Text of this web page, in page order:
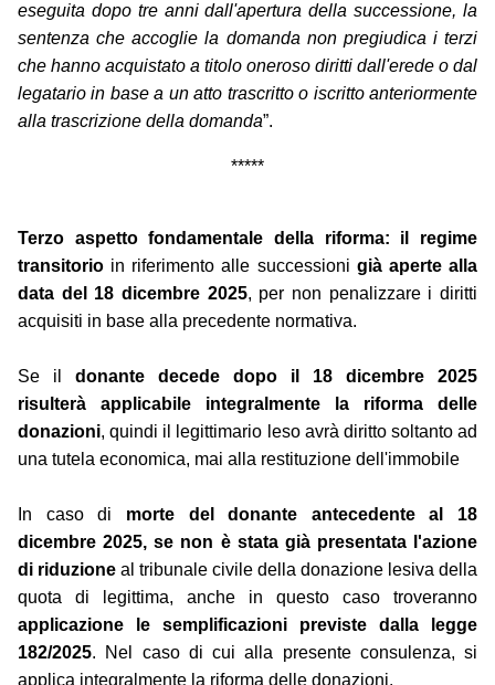
eseguita dopo tre anni dall'apertura della successione, la
sentenza che accoglie la domanda non pregiudica i terzi
che hanno acquistato a titolo oneroso diritti dall'erede o dal
legatario in base a un atto trascritto o iscritto anteriormente
alla trascrizione della domanda”.
*****
Terzo aspetto fondamentale della riforma: il regime
transitorio in riferimento alle successioni già aperte alla
data del 18 dicembre 2025, per non penalizzare i diritti
acquisiti in base alla precedente normativa.
Se il donante decede dopo il 18 dicembre 2025
risulterà applicabile integralmente la riforma delle
donazioni, quindi il legittimario leso avrà diritto soltanto ad
una tutela economica, mai alla restituzione dell'immobile
In caso di morte del donante antecedente al 18
dicembre 2025, se non è stata già presentata l'azione
di riduzione al tribunale civile della donazione lesiva della
quota di legittima, anche in questo caso troveranno
applicazione le semplificazioni previste dalla legge
182/2025. Nel caso di cui alla presente consulenza, si
applica integralmente la riforma delle donazioni.